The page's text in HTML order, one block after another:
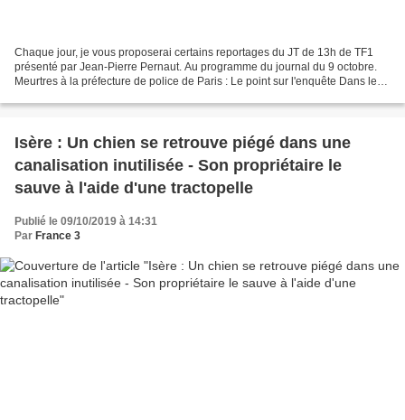
Chaque jour, je vous proposerai certains reportages du JT de 13h de TF1
présenté par Jean-Pierre Pernaut. Au programme du journal du 9 octobre.
Meurtres à la préfecture de police de Paris : Le point sur l'enquête Dans le
Isère : Un chien se retrouve piégé dans une
canalisation inutilisée - Son propriétaire le
sauve à l'aide d'une tractopelle
Publié le 09/10/2019 à 14:31
Par France 3